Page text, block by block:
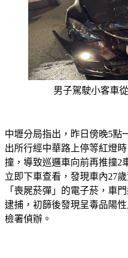
男子駕駛小客車
中壢分局指出，昨日傍晚5點
出所行經中華路上停等紅燈
撞，導致巡邏車向前再推撞2
立即下車查看，發現車內27
「喪屍菸彈」的電子菸，車
逮捕，初篩後發現呈毒品陽
檢署偵辦。